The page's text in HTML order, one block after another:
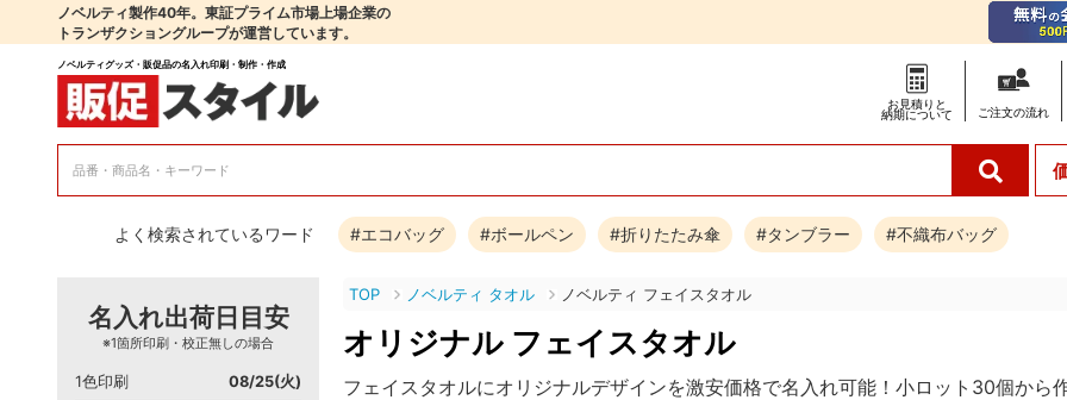
ノベルティ製作40年。東証プライム市場上場企業の
トランザクショングループが運営しています。
ノベルティグッズ・販促品の名入れ印刷・制作・作成
お見積りと
納期について
ご注文の流れ
よく検索されているワード #エコバッグ #ボールペン #折りたたみ傘 #タンブラー #不織布バッグ
TOP ノベルティ タオル ノベルティ フェイスタオル
オリジナル フェイスタオル
フェイスタオルにオリジナルデザインを激安価格で名入れ可能！小ロット30個か
名入れ出荷日目安
※1箇所印刷・校正無しの場合
1色印刷 08/25(火)